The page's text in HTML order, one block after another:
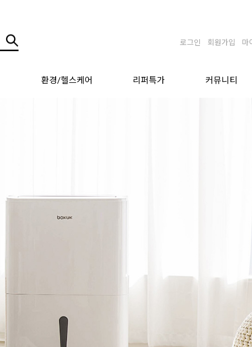
로그인 회원가입 마
환경/헬스케어 리퍼특가 커뮤니티